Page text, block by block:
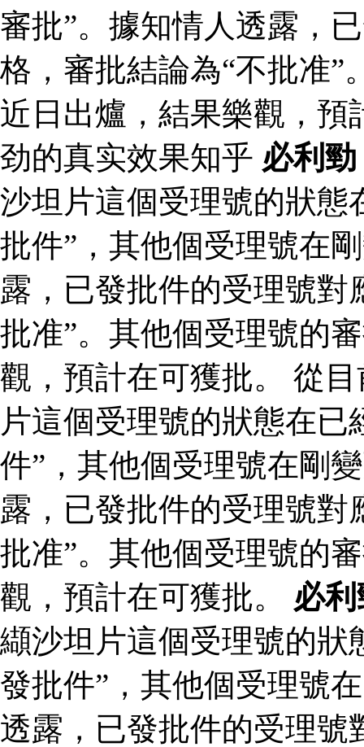
審批”。據知情人透露，
格，審批結論為“不批准”
近日出爐，結果樂觀，預
劲的真实效果知乎 必利勁
沙坦片這個受理號的狀態
批件”，其他個受理號在
露，已發批件的受理號對
批准”。其他個受理號的
觀，預計在可獲批。 從
片這個受理號的狀態在
件”，其他個受理號在剛
露，已發批件的受理號對
批准”。其他個受理號的
觀，預計在可獲批。 必
纈沙坦片這個受理號的狀
發批件”，其他個受理號
透露，已發批件的受理號